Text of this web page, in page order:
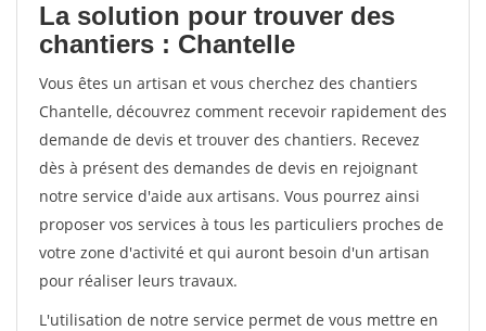
La solution pour trouver des
chantiers : Chantelle
Vous êtes un artisan et vous cherchez des chantiers
Chantelle, découvrez comment recevoir rapidement des
demande de devis et trouver des chantiers. Recevez
dès à présent des demandes de devis en rejoignant
notre service d'aide aux artisans. Vous pourrez ainsi
proposer vos services à tous les particuliers proches de
votre zone d'activité et qui auront besoin d'un artisan
pour réaliser leurs travaux.
L'utilisation de notre service permet de vous mettre en